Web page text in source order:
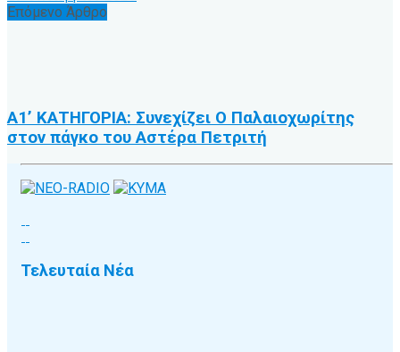
Επόμενο Άρθρο
Α1’ ΚΑΤΗΓΟΡΙΑ: Συνεχίζει Ο Παλαιοχωρίτης
στον πάγκο του Αστέρα Πετριτή
Τελευταία Νέα